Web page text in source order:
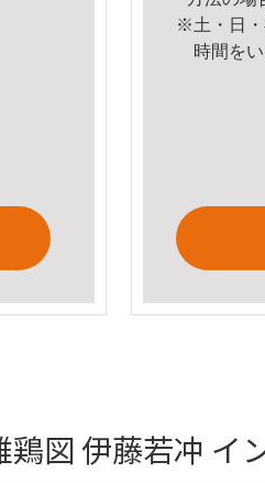
※土・日・
時間を
図 伊藤若冲 イ